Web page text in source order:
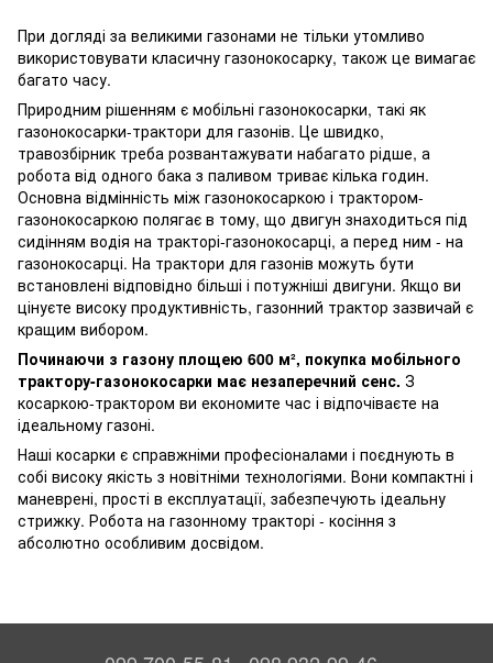
При догляді за великими газонами не тільки утомливо
використовувати класичну газонокосарку, також це вимагає
багато часу.
Природним рішенням є мобільні газонокосарки, такі як
газонокосарки-трактори для газонів. Це швидко,
травозбірник треба розвантажувати набагато рідше, а
робота від одного бака з паливом триває кілька годин.
Основна відмінність між газонокосаркою і трактором-
газонокосаркою полягає в тому, що двигун знаходиться під
сидінням водія на тракторі-газонокосарці, а перед ним - на
газонокосарці. На трактори для газонів можуть бути
встановлені відповідно більші і потужніші двигуни. Якщо ви
цінуєте високу продуктивність, газонний трактор зазвичай є
кращим вибором.
Починаючи з газону площею 600 м², покупка мобільного
трактору-газонокосарки має незаперечний сенс. З
косаркою-трактором ви економите час і відпочіваєте на
ідеальному газоні.
Наші косарки є справжніми професіоналами і поєднують в
собі високу якість з новітніми технологіями. Вони компактні і
маневрені, прості в експлуатації, забезпечують ідеальну
стрижку. Робота на газонному тракторі - косіння з
абсолютно особливим досвідом.